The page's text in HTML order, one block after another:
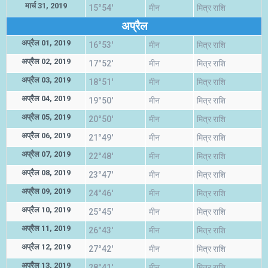
मार्च 31, 2019 15°54' मीन मित्र राशि
अप्रैल
अप्रैल 01, 2019 16°53' मीन मित्र राशि
अप्रैल 02, 2019 17°52' मीन मित्र राशि
अप्रैल 03, 2019 18°51' मीन मित्र राशि
अप्रैल 04, 2019 19°50' मीन मित्र राशि
अप्रैल 05, 2019 20°50' मीन मित्र राशि
अप्रैल 06, 2019 21°49' मीन मित्र राशि
अप्रैल 07, 2019 22°48' मीन मित्र राशि
अप्रैल 08, 2019 23°47' मीन मित्र राशि
अप्रैल 09, 2019 24°46' मीन मित्र राशि
अप्रैल 10, 2019 25°45' मीन मित्र राशि
अप्रैल 11, 2019 26°43' मीन मित्र राशि
अप्रैल 12, 2019 27°42' मीन मित्र राशि
अप्रैल 13, 2019